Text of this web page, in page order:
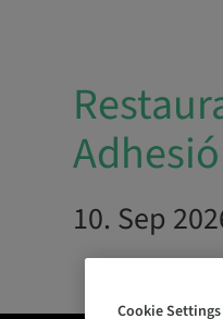
10. Sep
Cookie Settings